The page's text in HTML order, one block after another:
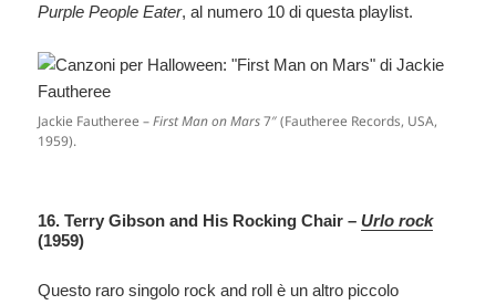
Purple People Eater, al numero 10 di questa playlist.
Jackie Fautheree –First Man on Mars7″ (Fautheree Records, USA,
1959).
16. Terry Gibson and His Rocking Chair – Urlo rock
(1959)
Questo raro singolo rock and roll è un altro piccolo